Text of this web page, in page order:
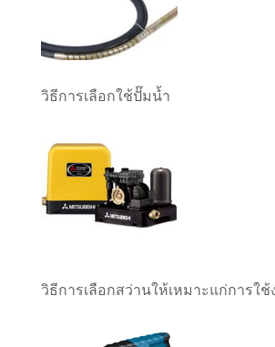
วิธีการเลือกใช้ปั๊มน้ำ
วิธีการเลือกสว่านให้เหมาะแก่การใช้